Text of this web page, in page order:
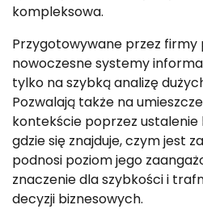
kompleksowa.
Przygotowywane przez
nowoczesne systemy
tylko na szybką analizę
Pozwalają także na
kontekście poprzez ustalenie
gdzie się znajduje, czym jest
podnosi poziom jego
znaczenie dla szybkości i
decyzji biznesowych.